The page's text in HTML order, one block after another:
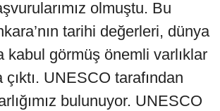
olmuştu. Bu
tarihi değerleri, dünya
kabul görmüş önemli varlıklar
UNESCO tarafından
bulunuyor. UNESCO